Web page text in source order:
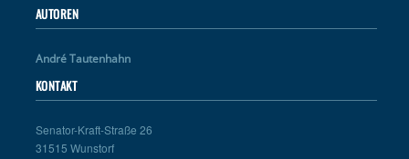
AUTOREN
André Tautenhahn
KONTAKT
Senator-Kraft-Straße 26
31515 Wunstorf